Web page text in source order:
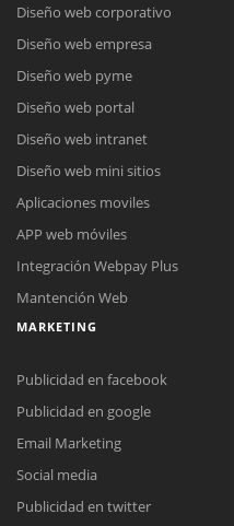
Diseño web corporativo
Diseño web empresa
Diseño web pyme
Diseño web portal
Diseño web intranet
Diseño web mini sitios
Aplicaciones moviles
APP web móviles
Integración Webpay Plus
Mantención Web
MARKETING
Publicidad en facebook
Publicidad en google
Email Marketing
Social media
Publicidad en twitter